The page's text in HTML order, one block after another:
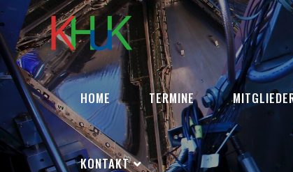
HOME TERMINE
KONTAKT